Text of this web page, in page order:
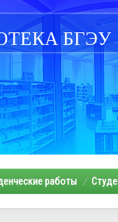
БГЭУ
работы